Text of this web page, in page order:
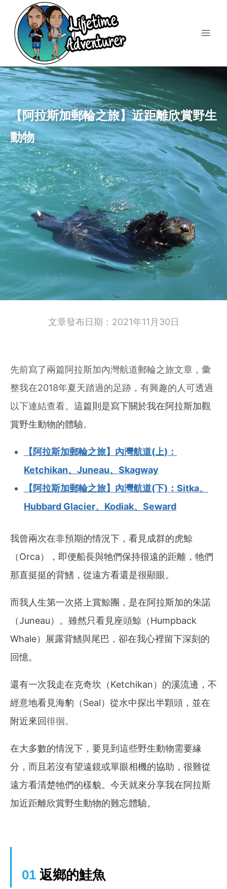
【阿拉斯加郵輪之旅】近距離欣賞野生
動物
文章發布日期：2021年11月30日
先前寫了兩篇阿拉斯加內灣航道郵輪之旅文章，彙
整我在2018年夏天踏過的足跡，有興趣的人可透過
以下連結查看。 這篇則是寫下關於我在阿拉斯加觀
賞野生動物的體驗。
【阿拉斯加郵輪之旅】內灣航道(上)：
Ketchikan、Juneau、Skagway
【阿拉斯加郵輪之旅】內灣航道(下)：Sitka、
Hubbard Glacier、Kodiak、Seward
我曾兩次在非預期的情況下，看見成群的虎鯨
（Orca），即便船長與牠們保持很遠的距離，牠們
那直挺挺的背鰭，從遠方看還是很顯眼。
而我人生第一次搭上賞鯨團，是在阿拉斯加的朱諾
（Juneau）。雖然只看見座頭鯨（Humpback
Whale）展露背鰭與尾巴，卻在我心裡留下深刻的
回憶。
還有一次我走在克奇坎（Ketchikan）的溪流邊 ，不
經意地看見海豹（Seal）從水中探出半顆頭，並在
附近來回徘徊。
在大多數的情況下，要見到這些野生動物需要緣
分，而且若沒有望遠鏡或單眼相機的協助，很難從
遠方看清楚牠們的樣貌。今天就來分享我在阿拉斯
加近距離欣賞野生動物的難忘體驗。
01 返鄉的鮭魚